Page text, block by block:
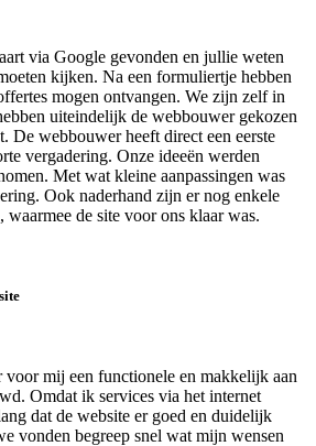
via Google gevonden en jullie weten
kijken. Na een formuliertje hebben
mogen ontvangen. We zijn zelf in
uiteindelijk de webbouwer gekozen
De webbouwer heeft direct een eerste
vergadering. Onze ideeën werden
Met wat kleine aanpassingen was
Ook naderhand zijn er nog enkele
de site voor ons klaar was.
voor mij een functionele en makkelijk aan
Omdat ik services via het internet
dat de website er goed en duidelijk
vonden begreep snel wat mijn wensen